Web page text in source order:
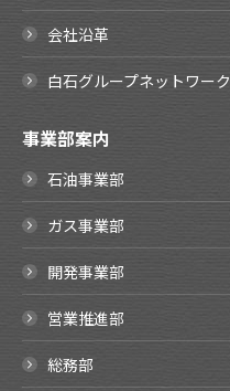
会社沿革
白石グループネットワーク
事業部案内
石油事業部
ガス事業部
開発事業部
営業推進部
総務部